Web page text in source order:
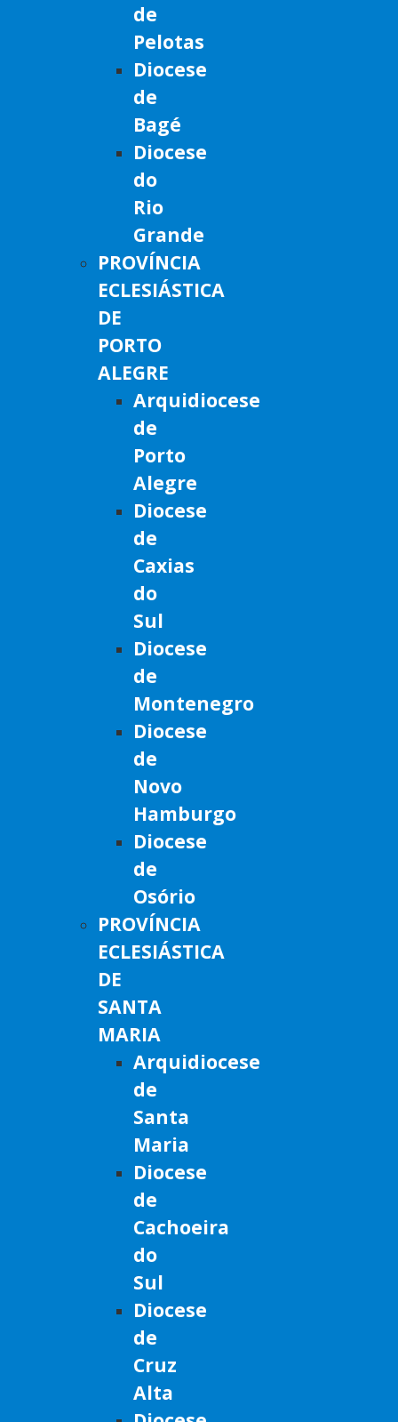
de
Pelotas
Diocese
de
Bagé
Diocese
do
Rio
Grande
PROVÍNCIA
ECLESIÁSTICA
DE
PORTO
ALEGRE
Arquidiocese
de
Porto
Alegre
Diocese
de
Caxias
do
Sul
Diocese
de
Montenegro
Diocese
de
Novo
Hamburgo
Diocese
de
Osório
PROVÍNCIA
ECLESIÁSTICA
DE
SANTA
MARIA
Arquidiocese
de
Santa
Maria
Diocese
de
Cachoeira
do
Sul
Diocese
de
Cruz
Alta